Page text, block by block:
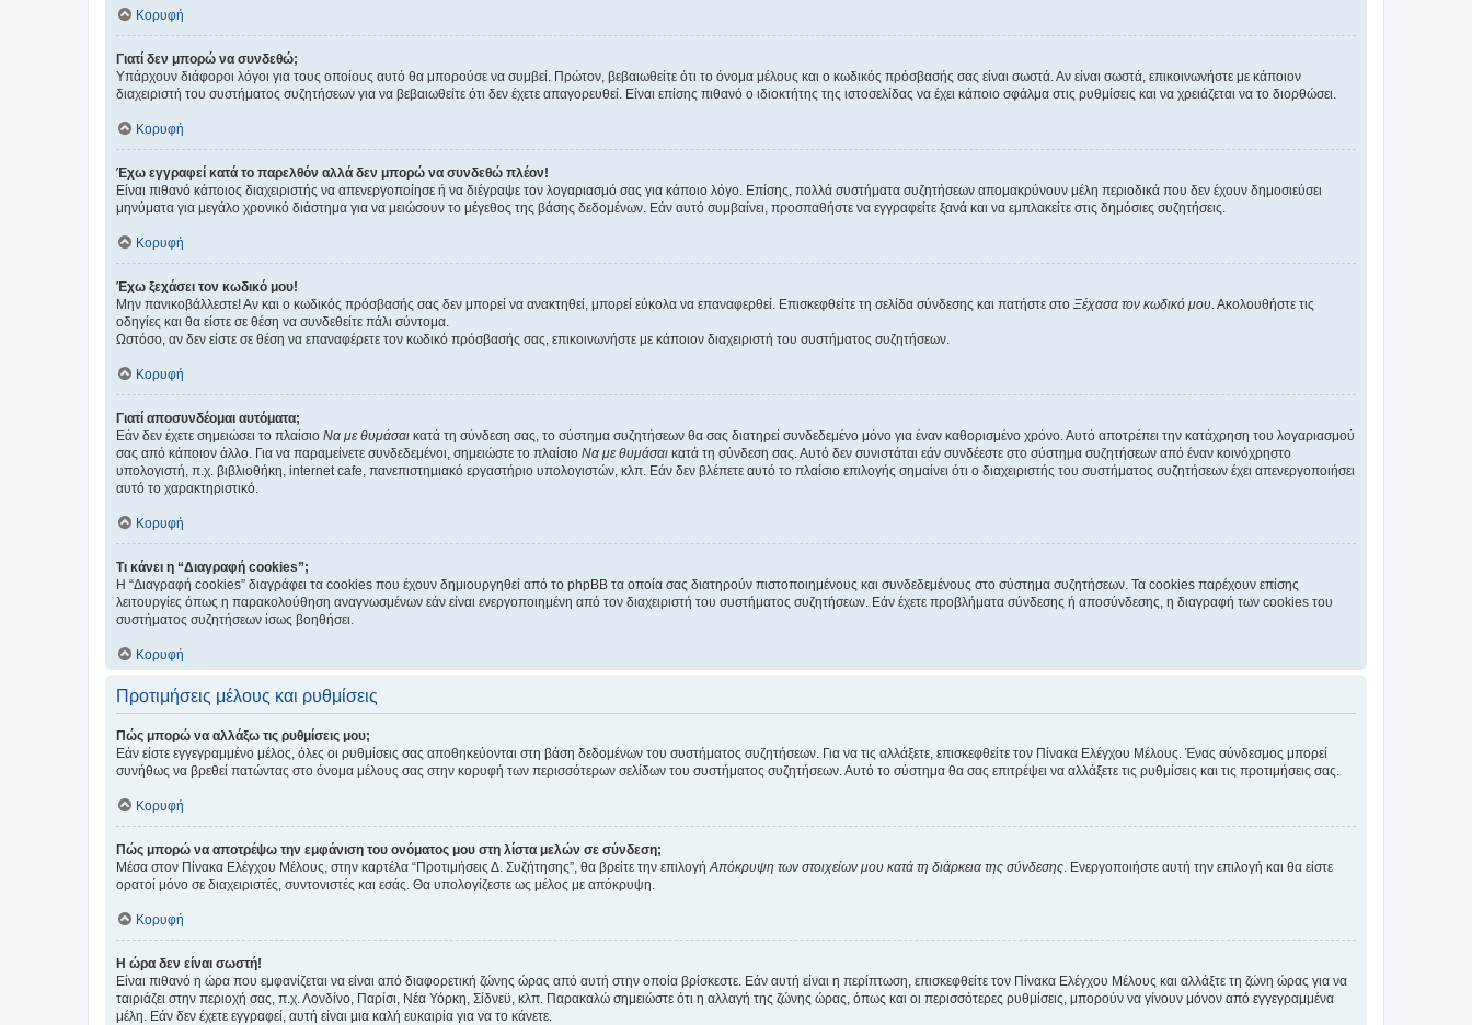
Κορυφή
Γιατί δεν μπορώ να συνδεθώ;
Υπάρχουν διάφοροι λόγοι για τους οποίους αυτό θα μπορούσε να συμβεί. Πρώτον, βεβαιωθείτε ότι το όνομα μέλους και ο κωδικός πρόσβασής σας είναι σωστά. Αν είναι σωστά, επικοινωνήστε με κάποιον
διαχειριστή του συστήματος συζητήσεων για να βεβαιωθείτε ότι δεν έχετε απαγορευθεί. Είναι επίσης πιθανό ο ιδιοκτήτης της ιστοσελίδας να έχει κάποιο σφάλμα στις ρυθμίσεις και να χρειάζεται να το διορθώσει.
Κορυφή
Έχω εγγραφεί κατά το παρελθόν αλλά δεν μπορώ να συνδεθώ πλέον!
Είναι πιθανό κάποιος διαχειριστής να απενεργοποίησε ή να διέγραψε τον λογαριασμό σας για κάποιο λόγο. Επίσης, πολλά συστήματα συζητήσεων απομακρύνουν μέλη περιοδικά που δεν έχουν δημοσιεύσει
μηνύματα για μεγάλο χρονικό διάστημα για να μειώσουν το μέγεθος της βάσης δεδομένων. Εάν αυτό συμβαίνει, προσπαθήστε να εγγραφείτε ξανά και να εμπλακείτε στις δημόσιες συζητήσεις.
Κορυφή
Έχω ξεχάσει τον κωδικό μου!
Μην πανικοβάλλεστε! Αν και ο κωδικός πρόσβασής σας δεν μπορεί να ανακτηθεί, μπορεί εύκολα να επαναφερθεί. Επισκεφθείτε τη σελίδα σύνδεσης και πατήστε στο Ξέχασα τον κωδικό μου . Ακολουθήστε τις
οδηγίες και θα είστε σε θέση να συνδεθείτε πάλι σύντομα.
Ωστόσο, αν δεν είστε σε θέση να επαναφέρετε τον κωδικό πρόσβασής σας, επικοινωνήστε με κάποιον διαχειριστή του συστήματος συζητήσεων.
Κορυφή
Γιατί αποσυνδέομαι αυτόματα;
Εάν δεν έχετε σημειώσει το πλαίσιο Να με θυμάσαι κατά τη σύνδεση σας, το σύστημα συζητήσεων θα σας διατηρεί συνδεδεμένο μόνο για έναν καθορισμένο χρόνο. Αυτό αποτρέπει την κατάχρηση του λογαριασμού
σας από κάποιον άλλο. Για να παραμείνετε συνδεδεμένοι, σημειώστε το πλαίσιο Να με θυμάσαι κατά τη σύνδεση σας. Αυτό δεν συνιστάται εάν συνδέεστε στο σύστημα συζητήσεων από έναν κοινόχρηστο
υπολογιστή, π.χ. βιβλιοθήκη, internet cafe, πανεπιστημιακό εργαστήριο υπολογιστών, κλπ. Εάν δεν βλέπετε αυτό το πλαίσιο επιλογής σημαίνει ότι ο διαχειριστής του συστήματος συζητήσεων έχει απενεργοποιήσει
αυτό το χαρακτηριστικό.
Κορυφή
Τι κάνει η “Διαγραφή cookies”;
Η “Διαγραφή cookies” διαγράφει τα cookies που έχουν δημιουργηθεί από το phpBB τα οποία σας διατηρούν πιστοποιημένους και συνδεδεμένους στο σύστημα συζητήσεων. Τα cookies παρέχουν επίσης
λειτουργίες όπως η παρακολούθηση αναγνωσμένων εάν είναι ενεργοποιημένη από τον διαχειριστή του συστήματος συζητήσεων. Εάν έχετε προβλήματα σύνδεσης ή αποσύνδεσης, η διαγραφή των cookies του
συστήματος συζητήσεων ίσως βοηθήσει.
Κορυφή
Προτιμήσεις μέλους και ρυθμίσεις
Πώς μπορώ να αλλάξω τις ρυθμίσεις μου;
Εάν είστε εγγεγραμμένο μέλος, όλες οι ρυθμίσεις σας αποθηκεύονται στη βάση δεδομένων του συστήματος συζητήσεων. Για να τις αλλάξετε, επισκεφθείτε τον Πίνακα Ελέγχου Μέλους. Ένας σύνδεσμος μπορεί
συνήθως να βρεθεί πατώντας στο όνομα μέλους σας στην κορυφή των περισσότερων σελίδων του συστήματος συζητήσεων. Αυτό το σύστημα θα σας επιτρέψει να αλλάξετε τις ρυθμίσεις και τις προτιμήσεις σας.
Κορυφή
Πώς μπορώ να αποτρέψω την εμφάνιση του ονόματος μου στη λίστα μελών σε σύνδεση;
Μέσα στον Πίνακα Ελέγχου Μέλους, στην καρτέλα “Προτιμήσεις Δ. Συζήτησης”, θα βρείτε την επιλογή Απόκρυψη των στοιχείων μου κατά τη διάρκεια της σύνδεσης . Ενεργοποιήστε αυτή την επιλογή και θα είστε
ορατοί μόνο σε διαχειριστές, συντονιστές και εσάς. Θα υπολογίζεστε ως μέλος με απόκρυψη.
Κορυφή
Η ώρα δεν είναι σωστή!
Είναι πιθανό η ώρα που εμφανίζεται να είναι από διαφορετική ζώνης ώρας από αυτή στην οποία βρίσκεστε. Εάν αυτή είναι η περίπτωση, επισκεφθείτε τον Πίνακα Ελέγχου Μέλους και αλλάξτε τη ζώνη ώρας για να
ταιριάζει στην περιοχή σας, π.χ. Λονδίνο, Παρίσι, Νέα Υόρκη, Σίδνεϋ, κλπ. Παρακαλώ σημειώστε ότι η αλλαγή της ζώνης ώρας, όπως και οι περισσότερες ρυθμίσεις, μπορούν να γίνουν μόνον από εγγεγραμμένα
μέλη. Εάν δεν έχετε εγγραφεί, αυτή είναι μια καλή ευκαιρία για να το κάνετε.